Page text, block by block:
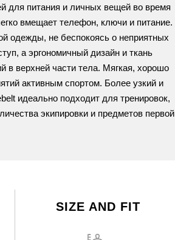
для питания и личных вещей во время
вмещает телефон, ключи и питание.
одежды, не беспокоясь о неприятных
а эргономичный дизайн и ткань
в верхней части тела. Мягкая, хорошо
активным спортом. Более узкий и
идеально подходит для тренировок,
экипировки и предметов первой
SIZE AND FIT